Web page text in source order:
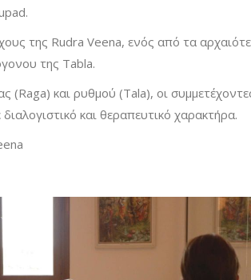
της Rudra Veena, ενός από τα
της Tabla.
και ρυθμού (Tala), οι
και θεραπευτικό χαρακτήρα.